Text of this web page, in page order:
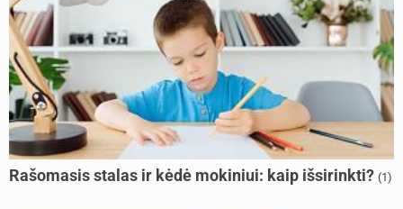
Rašomasis stalas ir kėdė mokiniui: kaip išsirinkti? (1)